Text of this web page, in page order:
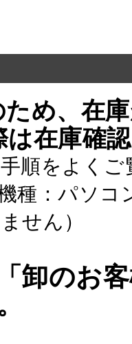
ド
め、在
在庫確
順をよくご
種：パソ
せん）
卸のお